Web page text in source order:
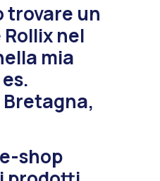
trovare un
nel
mia
shop